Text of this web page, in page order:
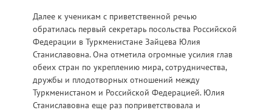
Далее к ученикам с приветственной речью
обратилась первый секретарь посольства Российской
Федерации в Туркменистане Зайцева Юлия
Станиславовна. Она отметила огромные усилия глав
обеих стран по укреплению мира, сотрудничества,
дружбы и плодотворных отношений между
Туркменистаном и Российской Федерацией. Юлия
Станиславовна еще раз поприветствовала и